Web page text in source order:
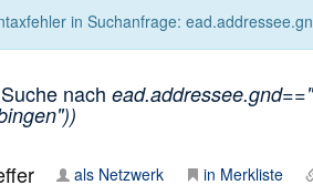
in Suchanfrage:
nach
als Netzwerk in Merkliste